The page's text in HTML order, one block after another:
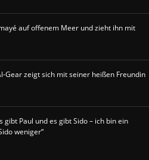
auf offenem Meer und zieht ihn mit
Gear zeigt sich mit seiner heißen Freundin
gibt Paul und es gibt Sido – ich bin ein
weniger“